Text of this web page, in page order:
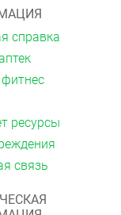
справка
ресурсы
связь